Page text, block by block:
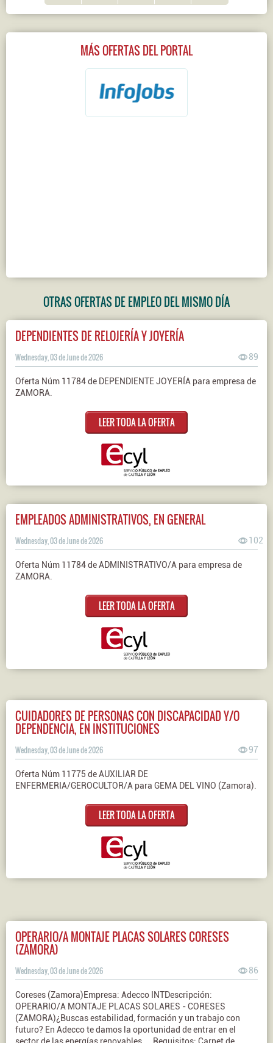
MÁS OFERTAS DEL PORTAL
OTRAS OFERTAS DE EMPLEO DEL MISMO DÍA
DEPENDIENTES DE RELOJERÍA Y JOYERÍA
Wednesday, 03 de June de 2026 89
Oferta Núm 11784 de DEPENDIENTE JOYERÍA para empresa de
ZAMORA.
LEER TODA LA OFERTA
EMPLEADOS ADMINISTRATIVOS, EN GENERAL
Wednesday, 03 de June de 2026 102
Oferta Núm 11784 de ADMINISTRATIVO/A para empresa de
ZAMORA.
LEER TODA LA OFERTA
CUIDADORES DE PERSONAS CON DISCAPACIDAD Y/O
DEPENDENCIA, EN INSTITUCIONES
Wednesday, 03 de June de 2026 97
Oferta Núm 11775 de AUXILIAR DE
ENFERMERIA/GEROCULTOR/A para GEMA DEL VINO (Zamora).
LEER TODA LA OFERTA
OPERARIO/A MONTAJE PLACAS SOLARES CORESES
(ZAMORA)
Wednesday, 03 de June de 2026 86
Coreses (Zamora)Empresa: Adecco INTDescripción:
OPERARIO/A MONTAJE PLACAS SOLARES - CORESES
(ZAMORA)¿Buscas estabilidad, formación y un trabajo con
futuro? En Adecco te damos la oportunidad de entrar en el